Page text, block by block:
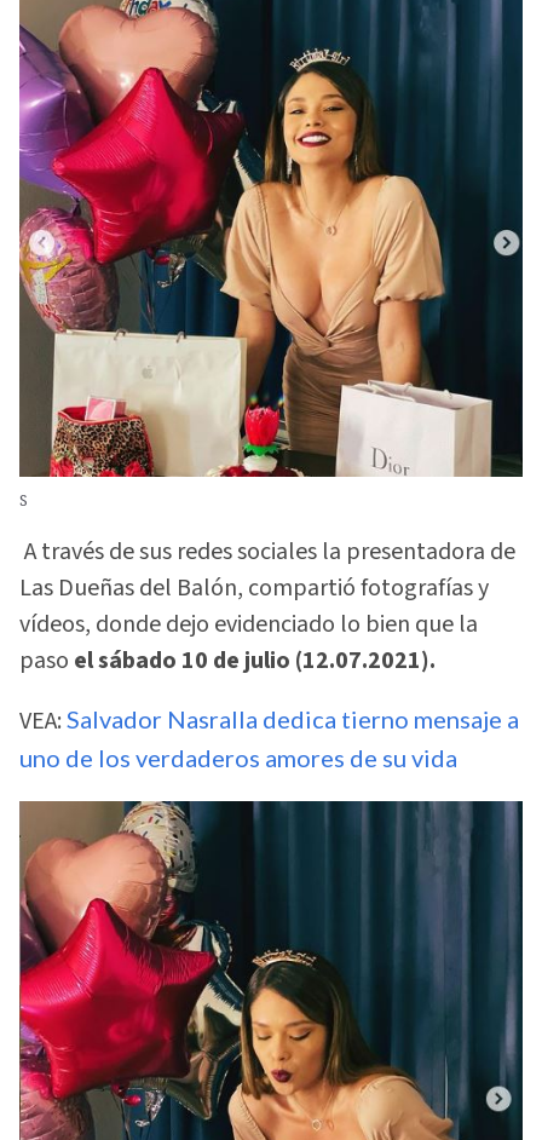
S
A través de sus redes sociales la presentadora de
Las Dueñas del Balón, compartió fotografías y
vídeos, donde dejo evidenciado lo bien que la
paso el sábado 10 de julio (12.07.2021).
VEA: Salvador Nasralla dedica tierno mensaje a
uno de los verdaderos amores de su vida